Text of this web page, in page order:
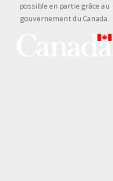
possible en partie grâce au
gouvernement du Canada.